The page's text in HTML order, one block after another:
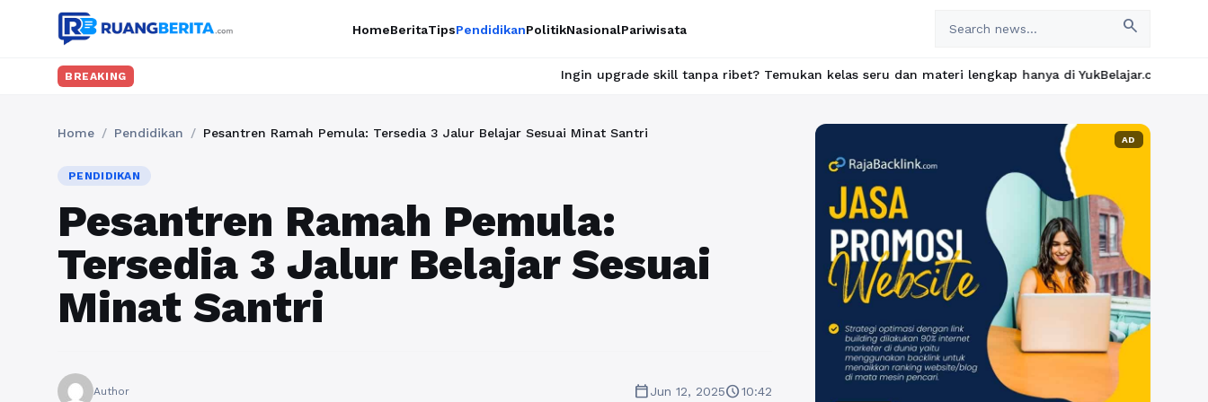
HomeBeritaTipsPendidikanPolitikNasionalPariwisata search
BREAKING Ingin upgrade skill tanpa ribet? Temukan kelas seru dan materi lengkap hanya di YukBelajar.com. Mulai langkah
Home / Pendidikan / Pesantren Ramah Pemula: Tersedia 3 Jalur Belajar Sesuai Minat Santri
PENDIDIKAN
Pesantren Ramah Pemula:
Tersedia 3 Jalur Belajar Sesuai
Minat Santri
Author calendar_todayJun 12, 2025schedule10:42
AD